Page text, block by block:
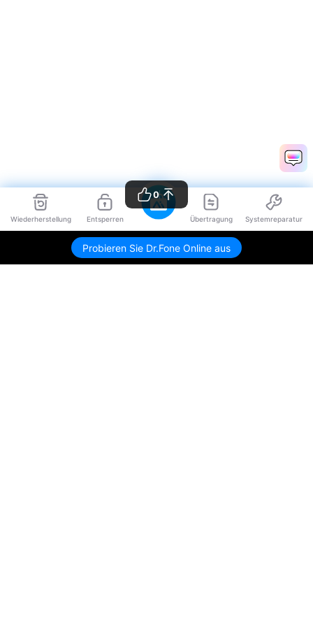
Wiederherstellung Entsperren Übertragung Systemreparatur
Probieren Sie Dr.Fone Online aus
0